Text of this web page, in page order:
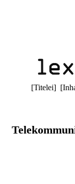
[Titelei] [